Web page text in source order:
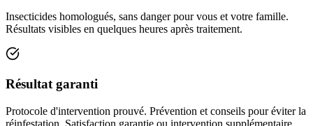
Insecticides homologués, sans danger pour vous et votre famille.
Résultats visibles en quelques heures après traitement.
Résultat garanti
Protocole d'intervention prouvé. Prévention et conseils pour éviter la
réinfestation. Satisfaction garantie ou intervention supplémentaire